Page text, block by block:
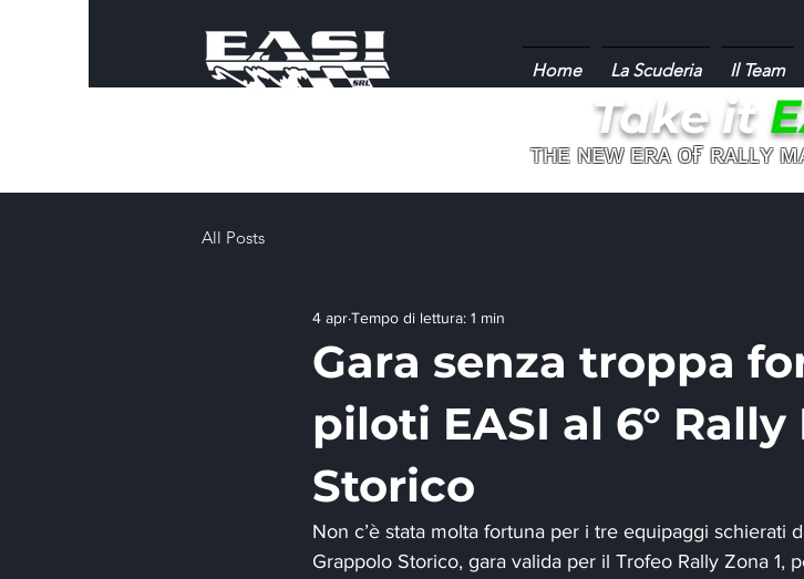
Home La Scuderia Il Team
Take it
ᴛʜᴇ ɴᴇᴡ ᴇʀᴀ ᴏғʀᴀʟʟʏ
All Posts
Gara senza troppa
piloti EASI al 6°
Storico
4 aprTempo di lettura: 1 min
Non c’è stata molta fortuna per i tre equipaggi schierati
Grappolo Storico, gara valida per il Trofeo Rally Zona 1,